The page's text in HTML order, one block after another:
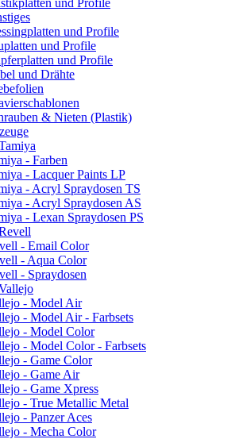
und Profile
und Profile
und Profile
und Profile
und Drähte
& Nieten (Plastik)
- Farben
- Lacquer Paints LP
- Acryl Spraydosen TS
- Acryl Spraydosen AS
- Lexan Spraydosen PS
- Email Color
- Aqua Color
- Spraydosen
- Model Air
- Model Air - Farbsets
- Model Color
- Model Color - Farbsets
- Game Color
- Game Air
- Game Xpress
- True Metallic Metal
- Panzer Aces
- Mecha Color